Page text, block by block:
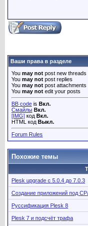
Ваши права в разделе
You may not post new threads
You may not post replies
You may not post attachments
You may not edit your posts
BB code is Вкл.
Смайлы Вкл.
[IMG] код Вкл.
HTML код Выкл.
Forum Rules
Похожие темы
Plesk upgrade с 5.0.4 до 7.0.3
Создание приложений под
Руссификация Plesk 8
Plesk 7 и подсчёт трафа